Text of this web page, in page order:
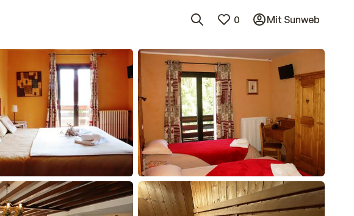
0 Mit Sunweb